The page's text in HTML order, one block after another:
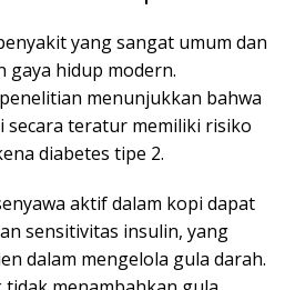
yang sangat umum dan
gaya hidup modern.
menunjukkan bahwa
teratur memiliki risiko
diabetes tipe 2.
aktif dalam kopi dapat
sensitivitas insulin, yang
dalam mengelola gula darah.